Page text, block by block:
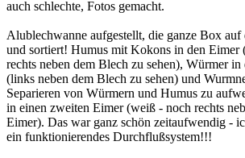
auch schlechte, Fotos gemacht.
Alublechwanne aufgestellt, die ganze Box auf
und sortiert! Humus mit Kokons in den Eimer
rechts neben dem Blech zu sehen), Würmer
(links neben dem Blech zu sehen) und
Separieren von Würmern und Humus zu
in einen zweiten Eimer (weiß - noch rechts
Eimer). Das war ganz schön zeitaufwendig -
ein funktionierendes Durchflußsystem!!!